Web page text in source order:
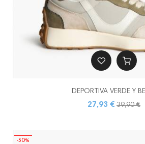
DEPORTIVA VERDE Y
27,93 € 39,90 €
-30%